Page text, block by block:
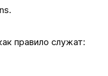
правило служат: